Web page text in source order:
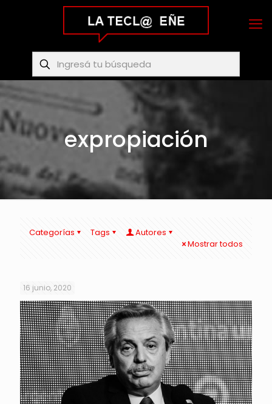
expropiación
Categorías Tags
Autores
Mostrar todos
16 junio, 2020